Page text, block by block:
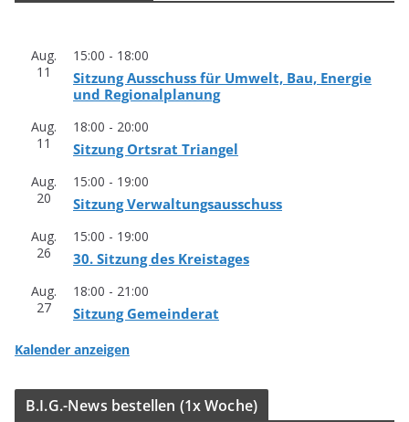
Aug.
11
15:00 - 18:00
Sit­zung Aus­schuss für Umwelt, Bau, Ener­gie
und Regionalplanung
Aug.
11
18:00 - 20:00
Sit­zung Orts­rat Triangel
Aug.
20
15:00 - 19:00
Sit­zung Verwaltungsausschuss
Aug.
26
15:00 - 19:00
30. Sit­zung des Kreistages
Aug.
27
18:00 - 21:00
Sit­zung Gemeinderat
Kalender anzeigen
B.I.G.-News bestel­len (1x Woche)